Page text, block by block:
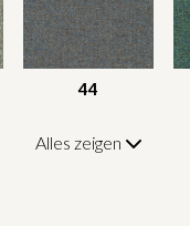
44
Alles zeigen